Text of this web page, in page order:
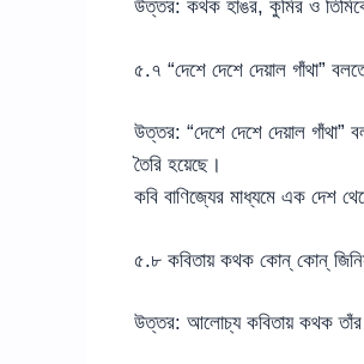
উত্তর: কথক হাঙর, কুমির ও
৫.৭ “দেশে দেশে দেয়াল গাঁথা”
উত্তর: “দেশে দেশে দেয়াল গাঁথা”
তৈরি হয়েছে।
কবি বাণিজ্যের মাধ্যমে এক দেশ
৫.৮ কবিতায় কথক কোন্ কোন্
উত্তর: আলোচ্য কবিতায় কথক তাঁর